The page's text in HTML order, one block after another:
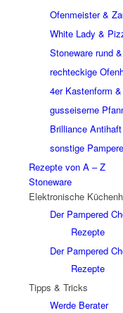
Ofenmeister &
White Lady &
Stoneware rund
rechteckige
4er Kastenform
gusseiserne
Brilliance
sonstige
Rezepte von A – Z
Stoneware
Elektronische
Der Pampered
Rezepte
Der Pampered
Rezepte
Tipps & Tricks
Werde Berater